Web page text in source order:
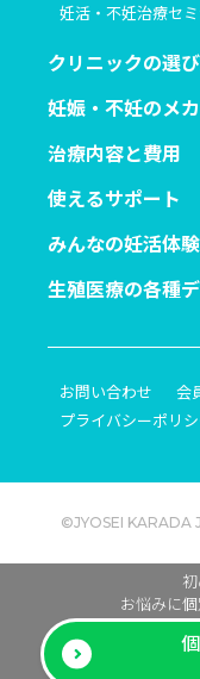
お悩みに
妊活・不妊治療セ
クリニックの選
妊娠・不妊のメ
治療内容と費用
使えるサポート
みんなの妊活体
生殖医療の各種
お問い合わせ 会
プライバシーポリ
©JYOSEI KARADA